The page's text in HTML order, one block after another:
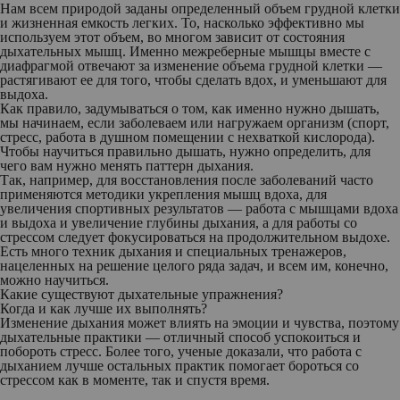
Нам всем природой заданы определенный объем грудной клетки
и жизненная емкость легких. То, насколько эффективно мы
используем этот объем, во многом зависит от состояния
дыхательных мышц. Именно межреберные мышцы вместе с
диафрагмой отвечают за изменение объема грудной клетки —
растягивают ее для того, чтобы сделать вдох, и уменьшают для
выдоха.
Как правило, задумываться о том, как именно нужно дышать,
мы начинаем, если заболеваем или нагружаем организм (спорт,
стресс, работа в душном помещении с нехваткой кислорода).
Чтобы научиться правильно дышать, нужно определить, для
чего вам нужно менять паттерн дыхания.
Так, например, для восстановления после заболеваний часто
применяются методики укрепления мышц вдоха, для
увеличения спортивных результатов — работа с мышцами вдоха
и выдоха и увеличение глубины дыхания, а для работы со
стрессом следует фокусироваться на продолжительном выдохе.
Есть много техник дыхания и специальных тренажеров,
нацеленных на решение целого ряда задач, и всем им, конечно,
можно научиться.
Какие существуют дыхательные упражнения?
Когда и как лучше их выполнять?
Изменение дыхания может влиять на эмоции и чувства, поэтому
дыхательные практики — отличный способ успокоиться и
побороть стресс. Более того, ученые доказали, что работа с
дыханием лучше остальных практик помогает бороться со
стрессом как в моменте, так и спустя время.